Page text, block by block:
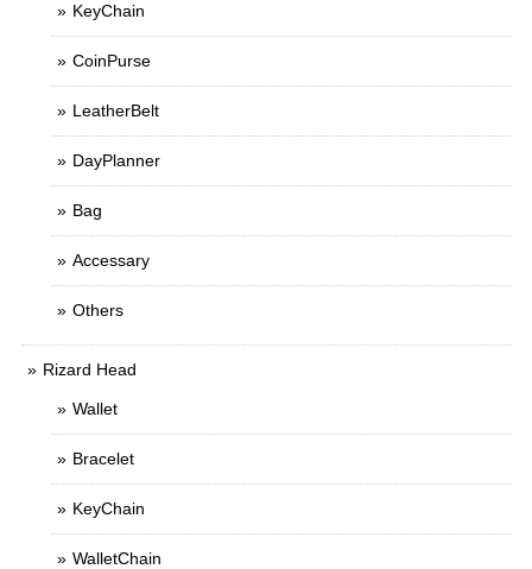
KeyChain
CoinPurse
LeatherBelt
DayPlanner
Bag
Accessary
Others
Rizard Head
Wallet
Bracelet
KeyChain
WalletChain